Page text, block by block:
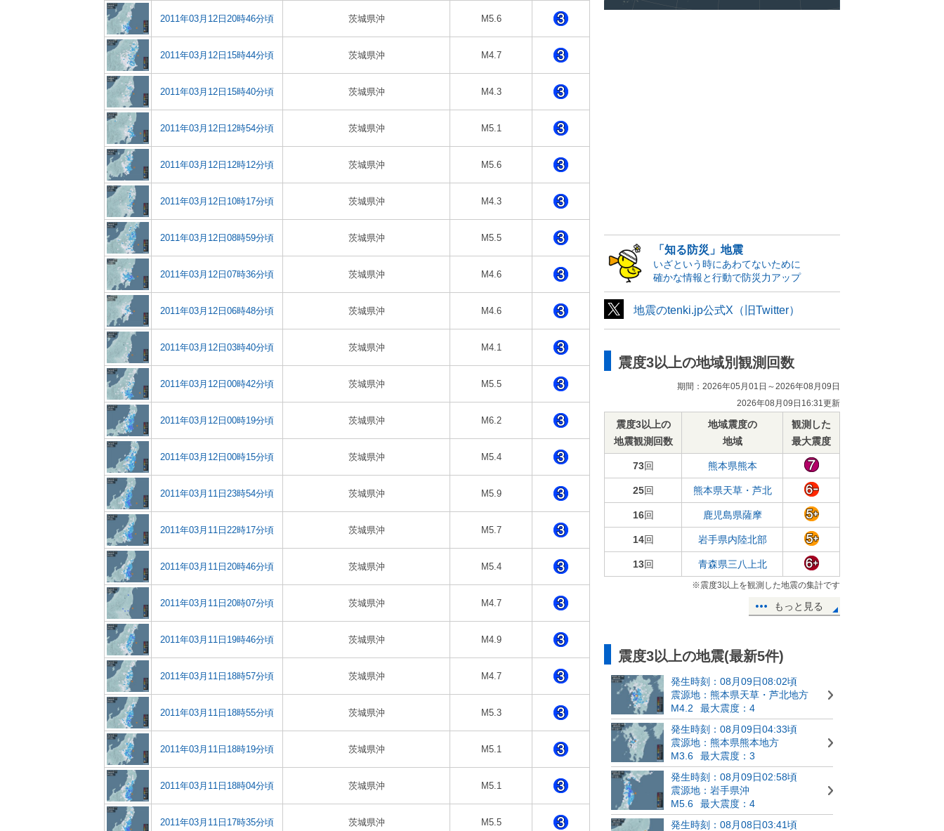
2011年03月12日20時46分頃 茨城県沖 M5.6
2011年03月12日15時44分頃 茨城県沖 M4.7
2011年03月12日15時40分頃 茨城県沖 M4.3
2011年03月12日12時54分頃 茨城県沖 M5.1
2011年03月12日12時12分頃 茨城県沖 M5.6
2011年03月12日10時17分頃 茨城県沖 M4.3
2011年03月12日08時59分頃 茨城県沖 M5.5
2011年03月12日07時36分頃 茨城県沖 M4.6
2011年03月12日06時48分頃 茨城県沖 M4.6
2011年03月12日03時40分頃 茨城県沖 M4.1
2011年03月12日00時42分頃 茨城県沖 M5.5
2011年03月12日00時19分頃 茨城県沖 M6.2
2011年03月12日00時15分頃 茨城県沖 M5.4
2011年03月11日23時54分頃 茨城県沖 M5.9
2011年03月11日22時17分頃 茨城県沖 M5.7
2011年03月11日20時46分頃 茨城県沖 M5.4
2011年03月11日20時07分頃 茨城県沖 M4.7
2011年03月11日19時46分頃 茨城県沖 M4.9
2011年03月11日18時57分頃 茨城県沖 M4.7
2011年03月11日18時55分頃 茨城県沖 M5.3
2011年03月11日18時19分頃 茨城県沖 M5.1
2011年03月11日18時04分頃 茨城県沖 M5.1
2011年03月11日17時35分頃 茨城県沖 M5.5
「知る防災」地震
いざという時にあわてないために
確かな情報と行動で防災力アップ
地震のtenki.jp公式X（旧Twitter）
震度3以上の地域別観測回数
期間：2026年05月01日～2026年08月09日
2026年08月09日16:31更新
震度3以上の
地震観測回数
地域震度の
地域
観測した
最大震度
73回 熊本県熊本
25回 熊本県天草・芦北
16回 鹿児島県薩摩
14回 岩手県内陸北部
13回 青森県三八上北
※震度3以上を観測した地震の集計です
もっと見る
震度3以上の地震(最新5件)
発生時刻：08月09日08:02頃
震源地：熊本県天草・芦北地方
M4.2
最大震度：4
発生時刻：08月09日04:33頃
震源地：熊本県熊本地方
M3.6
最大震度：3
発生時刻：08月09日02:58頃
震源地：岩手県沖
M5.6
最大震度：4
発生時刻：08月08日03:41頃